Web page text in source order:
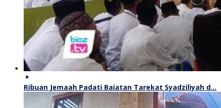
Ribuan Jemaah Padati Baiatan Tarekat Syadziliyah d…